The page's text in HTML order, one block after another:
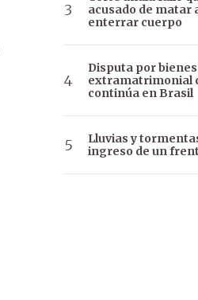
acusado de matar
enterrar cuerpo
Disputa por
extramatrimonial
continúa en Brasil
Lluvias y
ingreso de un